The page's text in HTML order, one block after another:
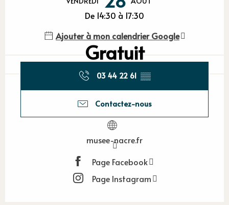
De 14:30 à 17:30
Ajouter à mon calendrier Google
Gratuit
03 44 22 61 ▒▒
Contactez-nous
musee-nacre.fr
Page Facebook
Page Instagram